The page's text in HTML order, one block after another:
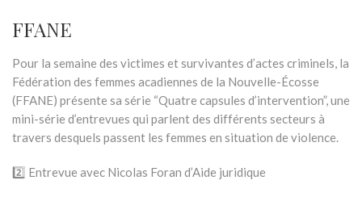
FFANE
Pour la semaine des victimes et survivantes d’actes criminels, la
Fédération des femmes acadiennes de la Nouvelle-Écosse
(FFANE) présente sa série “Quatre capsules d’intervention”, une
mini-série d’entrevues qui parlent des différents secteurs à
travers desquels passent les femmes en situation de violence.
2️⃣ Entrevue avec Nicolas Foran d’Aide juridique